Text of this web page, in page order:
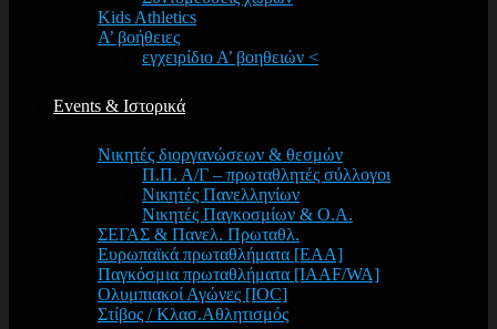
Kids Athletics
Α’ βοήθειες
εγχειρίδιο Α’ βοηθειών <
Events & Ιστορικά
Νικητές διοργανώσεων & θεσμών
Π.Π. Α/Γ – πρωταθλητές σύλλογοι
Νικητές Πανελληνίων
Νικητές Παγκοσμίων & Ο.Α.
ΣΕΓΑΣ & Πανελ. Πρωταθλ.
Ευρωπαϊκά πρωταθλήματα [EAA]
Παγκόσμια πρωταθλήματα [IAAF/WA]
Ολυμπιακοί Αγώνες [IOC]
Στίβος / Κλασ.Αθλητισμός